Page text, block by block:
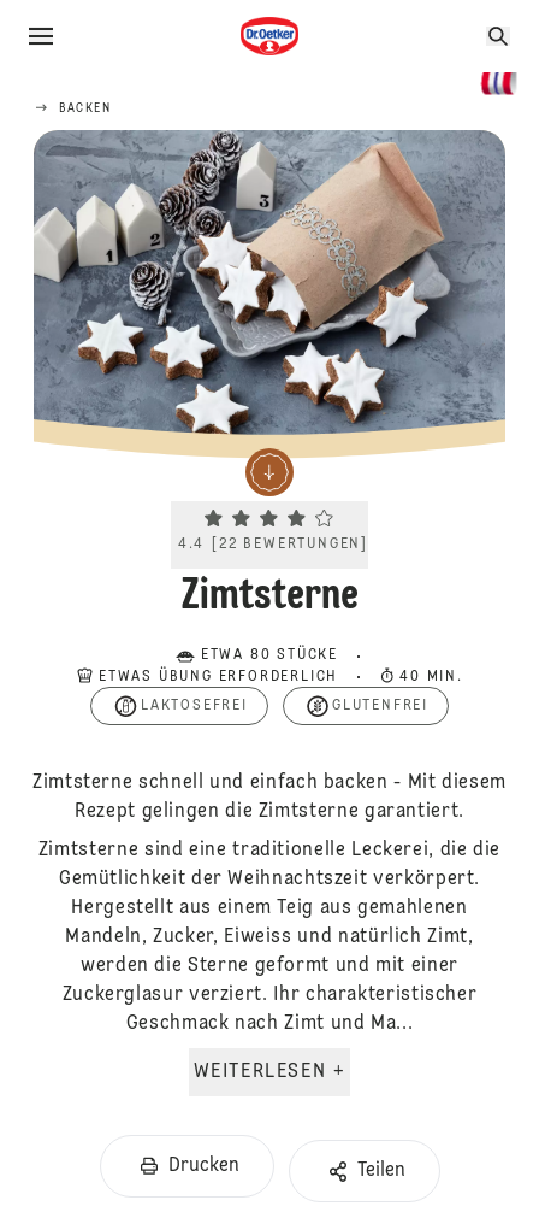
BACKEN
Current rating 4.4. Click to rate.
4.4 [22 BEWERTUNGEN
Zimtsterne
ETWA 80 STÜCKE
ETWAS ÜBUNG ERFORDERLICH
40 MIN.
LAKTOSEFREI
GLUTENFREI
Zimtsterne schnell und einfach backen - Mit diesem
Rezept gelingen die Zimtsterne garantiert.
Zimtsterne sind eine traditionelle Leckerei, die die
Gemütlichkeit der Weihnachtszeit verkörpert.
Hergestellt aus einem Teig aus gemahlenen
Mandeln, Zucker, Eiweiss und natürlich Zimt,
werden die Sterne geformt und mit einer
Zuckerglasur verziert. Ihr charakteristischer
Geschmack nach Zimt und Ma...
WEITERLESEN +
Drucken Teilen